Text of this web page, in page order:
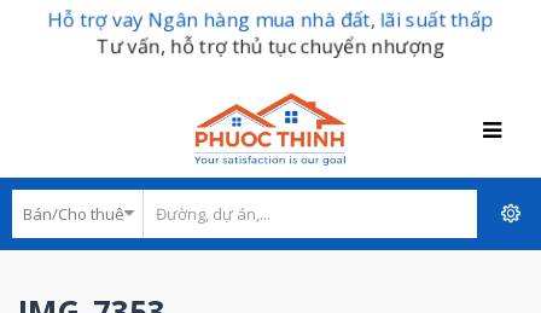
Hỗ trợ vay Ngân hàng mua nhà đất, lãi suất thấp
Tư vấn, hỗ trợ thủ tục chuyển nhượng